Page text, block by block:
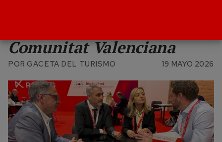
Comunitat Valenciana
POR GACETA DEL TURISMO 19 MAYO 2026